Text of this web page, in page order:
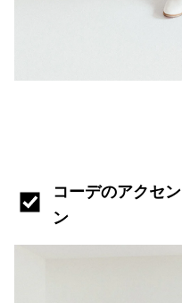
コーデのアクセ
ン